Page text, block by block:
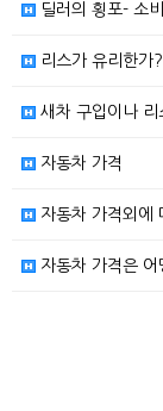
딜러의 횡포- 소
리스가 유리한가
새차 구입이나
자동차 가격
자동차 가격외에
자동차 가격은